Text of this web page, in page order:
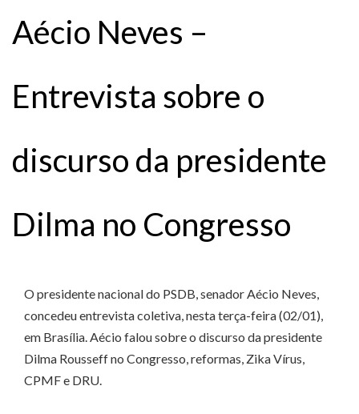
Aécio Neves –
Entrevista sobre o
discurso da presidente
Dilma no Congresso
O presidente nacional do PSDB, senador Aécio Neves,
concedeu entrevista coletiva, nesta terça-feira (02/01),
em Brasília. Aécio falou sobre o discurso da presidente
Dilma Rousseff no Congresso, reformas, Zika Vírus,
CPMF e DRU.